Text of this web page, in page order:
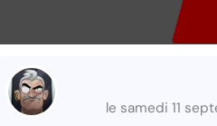
le samedi 11